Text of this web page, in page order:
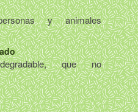
y animales
que no